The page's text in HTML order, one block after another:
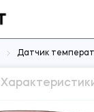
Датчик